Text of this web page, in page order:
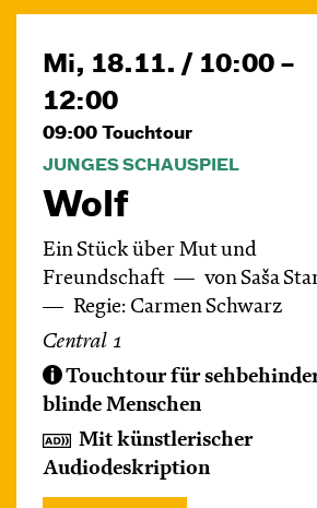
Mi, 18.11. / 10:00 –
12:00
09:00 Touchtour
JUNGES SCHAUSPIEL
Wolf
Ein Stück über Mut und
Freundschaft
von Saša
Regie: Carmen Schwarz
Central 1
Touchtour für
blinde Menschen
Mit künstlerischer
Audiodeskription